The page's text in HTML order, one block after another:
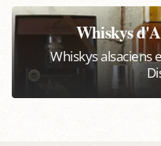
Whiskys
Whiskys alsaciens